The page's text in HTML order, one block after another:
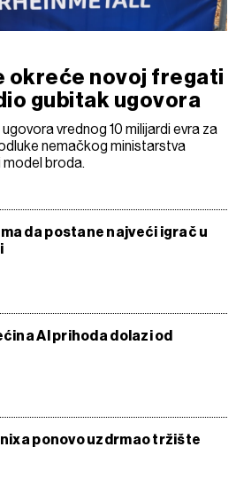
okreće novoj fregati
gubitak ugovora
vrednog 10 milijardi evra za
nemačkog ministarstva
broda.
da postane najveći igrač u
AI prihoda dolazi od
ponovo uzdrmao tržište